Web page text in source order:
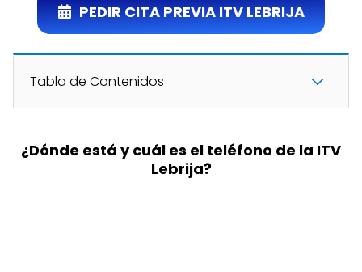
PEDIR CITA PREVIA ITV LEBRIJA
Tabla de Contenidos
¿Dónde está y cuál es el teléfono de la ITV
Lebrija?